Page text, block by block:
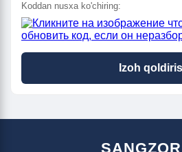
Koddan nusxa ko'chiring:
Izoh